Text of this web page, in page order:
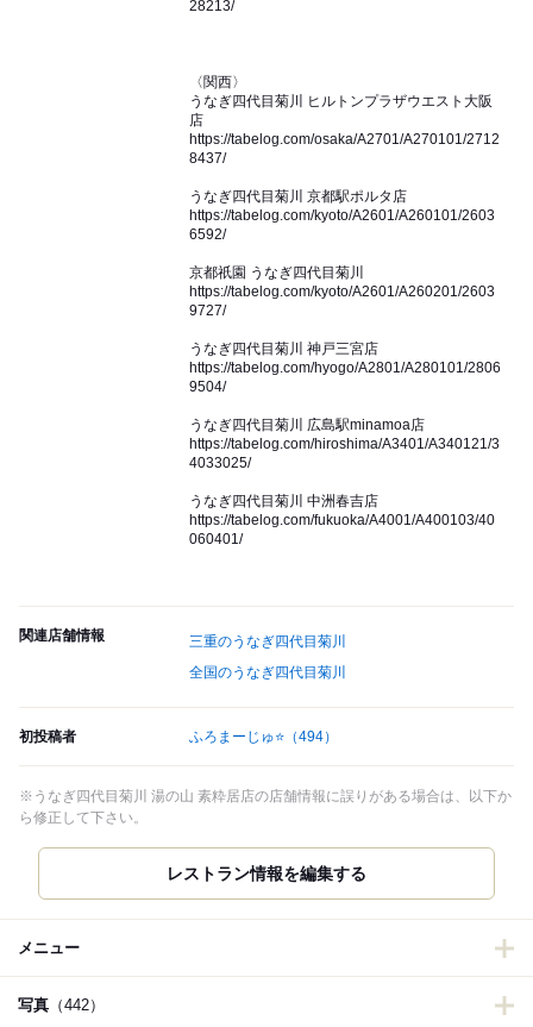
28213/
〈関西〉
うなぎ四代目菊川 ヒルトンプラザウエスト大阪
店
https://tabelog.com/osaka/A2701/A270101/2712
8437/
うなぎ四代目菊川 京都駅ポルタ店
https://tabelog.com/kyoto/A2601/A260101/2603
6592/
京都祇園 うなぎ四代目菊川
https://tabelog.com/kyoto/A2601/A260201/2603
9727/
うなぎ四代目菊川 神戸三宮店
https://tabelog.com/hyogo/A2801/A280101/2806
9504/
うなぎ四代目菊川 広島駅minamoa店
https://tabelog.com/hiroshima/A3401/A340121/3
4033025/
うなぎ四代目菊川 中洲春吉店
https://tabelog.com/fukuoka/A4001/A400103/40
060401/
関連店舗情報
三重のうなぎ四代目菊川
全国のうなぎ四代目菊川
初投稿者 ふろまーじゅ⭐ （494）
※うなぎ四代目菊川 湯の山 素粋居店の店舗情報に誤りがある場合は、以下か
ら修正して下さい。
レストラン情報を編集する
メニュー
写真 （442）